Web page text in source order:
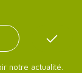
notre actualité.